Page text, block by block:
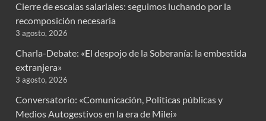
Cierre de escalas salariales: seguimos luchando por la
recomposición necesaria
3 agosto, 2026
Charla-Debate: «El despojo de la Soberanía: la embestida
extranjera»
3 agosto, 2026
Conversatorio: «Comunicación, Políticas públicas y
Medios Autogestivos en la era de Milei»